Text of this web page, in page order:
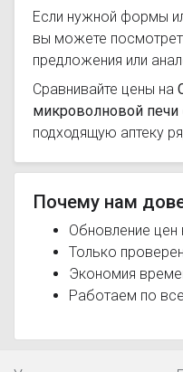
Если нужной формы
вы можете
предложения или
Сравнивайте цены на
микроволновой печи
подходящую аптеку
Почему нам
Обновление цен
Только
Экономия
Работаем по